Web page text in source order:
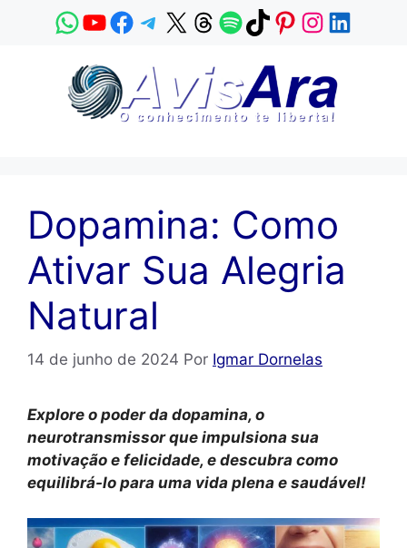
WhatsApp
YouTube
Facebook
Telegram
X Threads
Spotify
TikTok
Pinterest
Instagram
Dopamina: Como
Ativar Sua Alegria
Natural
14 de junho de 2024 Por Igmar Dornelas
Explore o poder da dopamina, o
neurotransmissor que impulsiona sua
motivação e felicidade, e descubra como
equilibrá-lo para uma vida plena e saudável!